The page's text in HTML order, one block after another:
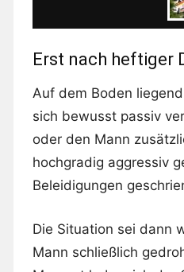
Erst nach heftiger
Auf dem Boden
sich bewusst passiv
oder den Mann
hochgradig aggressiv
Beleidigungen
Die Situation sei dann
Mann schließlich